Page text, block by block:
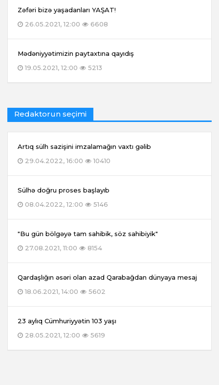
Zəfəri bizə yaşadanları YAŞAT!
26.05.2021, 12:00
6608
Mədəniyyətimizin paytaxtına qayıdış
19.05.2021, 12:00
5213
Redaktorun seçimi
Artıq sülh sazişini imzalamağın vaxtı gəlib
29.04.2022, 16:00
10410
Sülhə doğru proses başlayıb
08.04.2022, 12:00
5146
"Bu gün bölgəyə tam sahibik, söz sahibiyik"
27.08.2021, 11:00
8154
Qardaşlığın əsəri olan azad Qarabağdan dünyaya mesaj
18.06.2021, 14:00
5602
23 aylıq Cümhuriyyətin 103 yaşı
28.05.2021, 12:00
5619